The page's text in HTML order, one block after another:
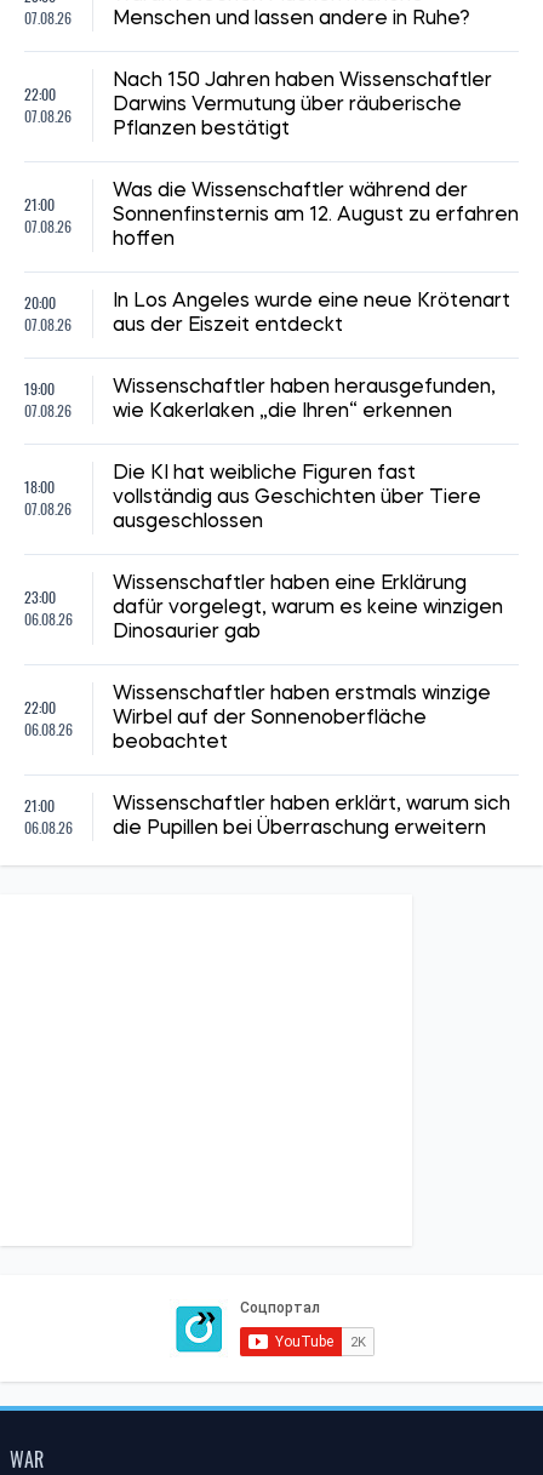
07.08.26
Menschen und lassen andere in Ruhe?
22:00
07.08.26
Nach 150 Jahren haben Wissenschaftler
Darwins Vermutung über räuberische
Pflanzen bestätigt
21:00
07.08.26
Was die Wissenschaftler während der
Sonnenfinsternis am 12. August zu erfahren
hoffen
20:00
07.08.26
In Los Angeles wurde eine neue Krötenart
aus der Eiszeit entdeckt
19:00
07.08.26
Wissenschaftler haben herausgefunden,
wie Kakerlaken „die Ihren“ erkennen
18:00
07.08.26
Die KI hat weibliche Figuren fast
vollständig aus Geschichten über Tiere
ausgeschlossen
23:00
06.08.26
Wissenschaftler haben eine Erklärung
dafür vorgelegt, warum es keine winzigen
Dinosaurier gab
22:00
06.08.26
Wissenschaftler haben erstmals winzige
Wirbel auf der Sonnenoberfläche
beobachtet
21:00
06.08.26
Wissenschaftler haben erklärt, warum sich
die Pupillen bei Überraschung erweitern
WAR